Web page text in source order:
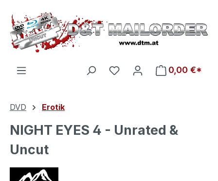
Zum Hauptinhalt springen
Du hast 0 Produkte auf
0,00 €*
DVD Erotik
NIGHT EYES 4 - Unrated &
Uncut